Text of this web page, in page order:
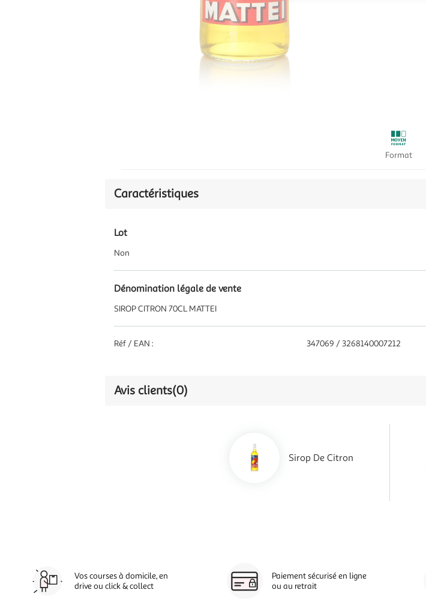
Format
Caractéristiques
Lot
Non
Dénomination légale de vente
SIROP CITRON 70CL MATTEI
Réf / EAN : 347069 / 3268140007212
Avis clients(0)
Sirop De Citron
Vos courses à domicile, en
drive ou click & collect
Paiement sécurisé en ligne
ou au retrait